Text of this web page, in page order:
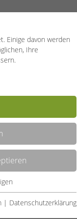
Einige davon werden
Ihre
der
| Datenschutzerklärung